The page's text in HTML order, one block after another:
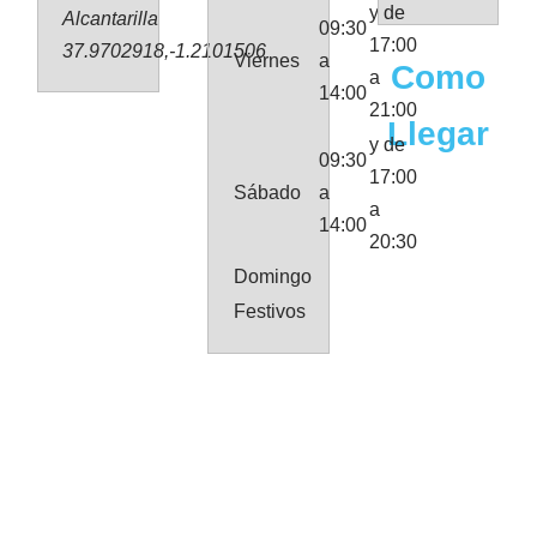
Alcantarilla
37.9702918,-1.2101506Viernes
09:30
a
14:00
y de
17:00
a
21:00
Sábado
09:30
a
14:00
y de
17:00
a
20:30
Domingo
Festivos
Como
Llegar